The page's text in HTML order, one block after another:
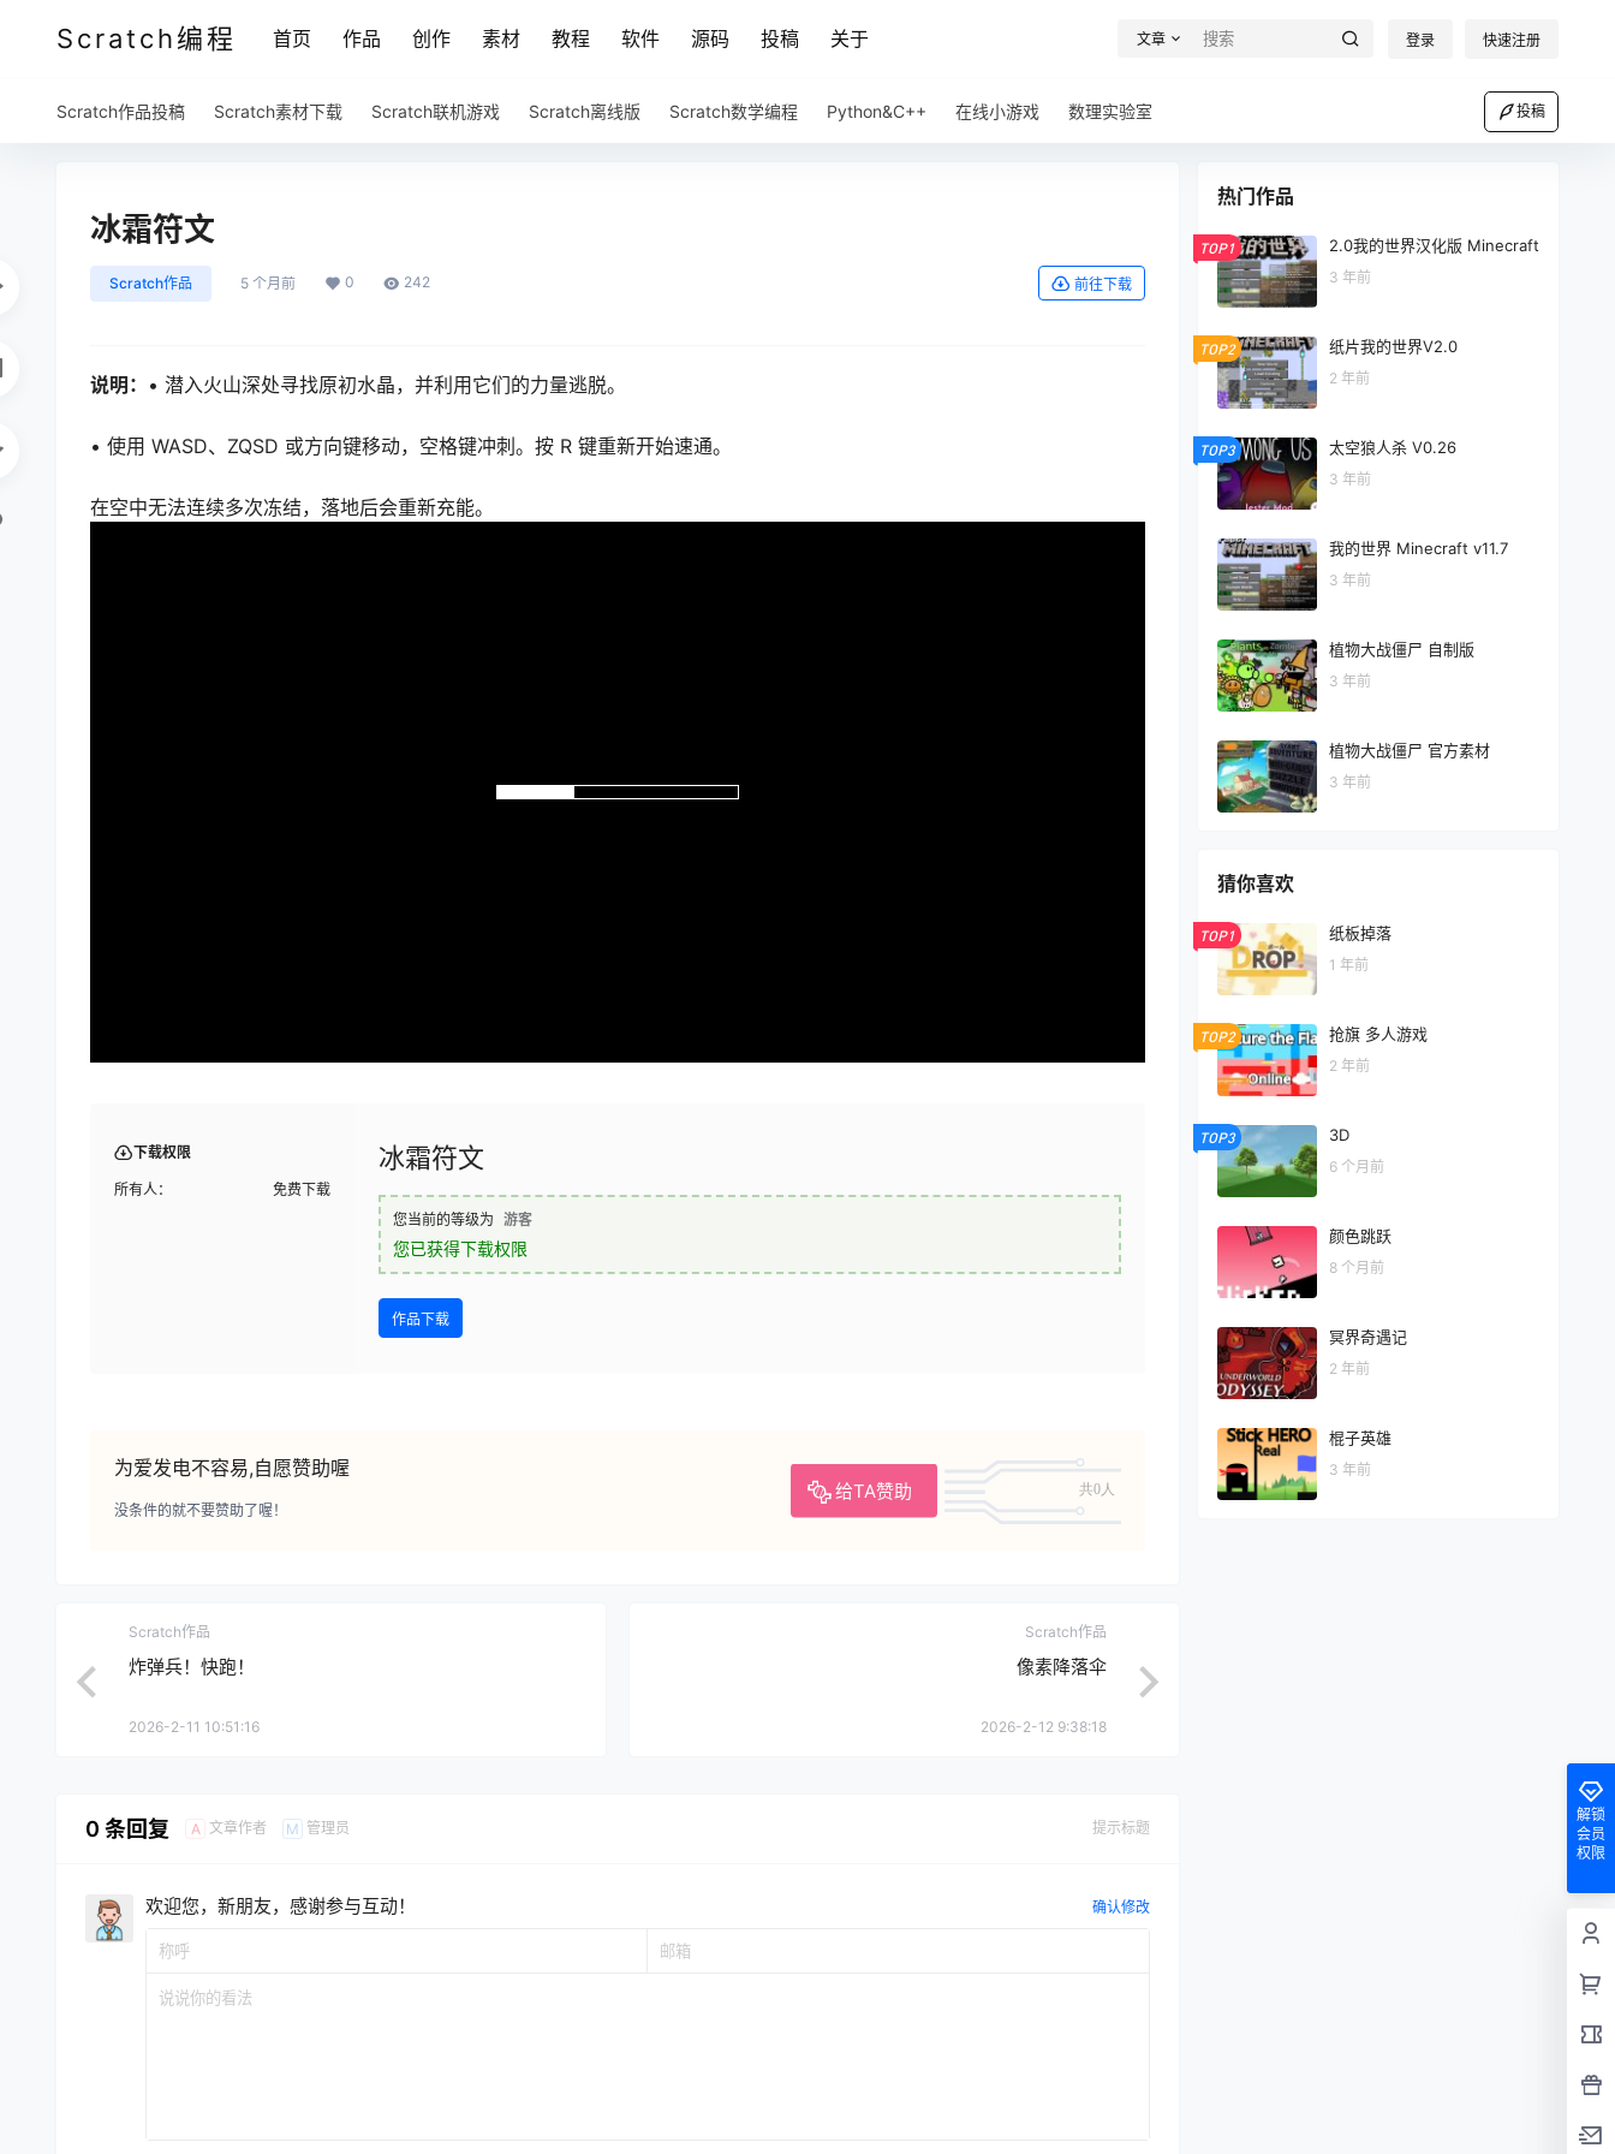
Scratch编程 首页 作品 创作 素材 教程 软件 源码 投稿 关于 文章 登录 快速注册
Scratch作品投稿 Scratch素材下载 Scratch联机游戏 Scratch离线版 Scratch数学编程 Python&C++ 在线小游戏 数理实验室 投稿
冰霜符文
Scratch作品 5 个月前 0 242 前往下载
说明： • 潜入火山深处寻找原初水晶，并利用它们的力量逃脱。
• 使用 WASD、ZQSD 或方向键移动，空格键冲刺。按 R 键重新开始速通。
在空中无法连续多次冻结，落地后会重新充能。
下载权限
所有人： 免费下载
冰霜符文
您当前的等级为 游客
您已获得下载权限
作品下载
为爱发电不容易,自愿赞助喔
给TA赞助 共0人
没条件的就不要赞助了喔！
Scratch作品
炸弹兵！快跑！
2026-2-11 10:51:16
Scratch作品
像素降落伞
2026-2-12 9:38:18
0 条回复 A 文章作者 M 管理员 提示标题
欢迎您，新朋友，感谢参与互动！ 确认修改
热门作品
TOP1 2.0我的世界汉化版 Minecraft
3 年前
TOP2 纸片我的世界V2.0
2 年前
TOP3 太空狼人杀 V0.26
3 年前
我的世界 Minecraft v11.7
3 年前
植物大战僵尸 自制版
3 年前
植物大战僵尸 官方素材
3 年前
猜你喜欢
TOP1 纸板掉落
1 年前
TOP2 抢旗 多人游戏
2 年前
TOP3 3D
6 个月前
颜色跳跃
8 个月前
冥界奇遇记
2 年前
棍子英雄
3 年前
解锁
会员
权限